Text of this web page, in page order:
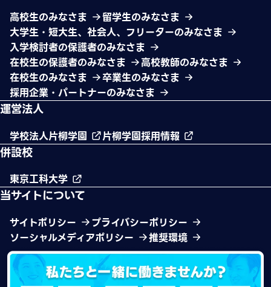
高校生のみなさま
留学生のみなさま
大学生・短大生、社会人、フリーターのみなさま
入学検討者の保護者のみなさま
在校生の保護者のみなさま
高校教師のみなさま
在校生のみなさま
卒業生のみなさま
採用企業・パートナーのみなさま
運営法人
学校法人片柳学園 片柳学園採用情報
併設校
東京工科大学
当サイトについて
サイトポリシー
プライバシーポリシー
ソーシャルメディアポリシー
推奨環境